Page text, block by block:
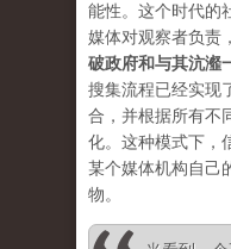
能性。这个时代的
媒体对观察者负责
破政府和与其沆瀣
搜集流程已经实现
合，并根据所有不
化。这种模式下，
某个媒体机构自己
物。